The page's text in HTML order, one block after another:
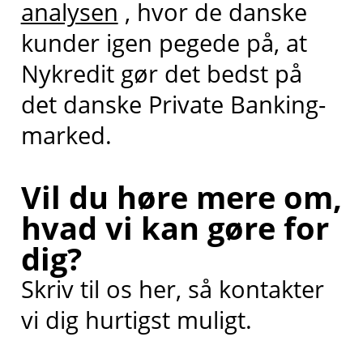
analysen , hvor de danske
kunder igen pegede på, at
Nykredit gør det bedst på
det danske Private Banking-
marked.
Vil du høre mere om,
hvad vi kan gøre for
dig?
Skriv til os her, så kontakter
vi dig hurtigst muligt.